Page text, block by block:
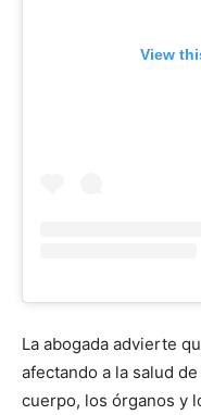
View
La abogada advierte
afectando a la salud
cuerpo, los órganos y